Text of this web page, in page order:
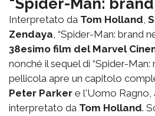
"Spider-Man:
Interpretato da Tom Holland,
Zendaya, “Spider-Man: brand
38esimo film del Marvel
nonché il sequel di “Spider-Man:
pellicola apre un capitolo
Peter Parker e l'Uomo Ragno,
interpretato da Tom Holland.